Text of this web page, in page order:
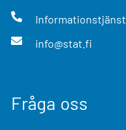
Informationstjänst
info@stat.fi
Fråga oss